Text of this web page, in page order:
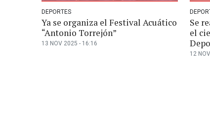
DEPORTES
Ya se organiza el Festival Acuático
“Antonio Torrejón”
13 NOV 2025 - 16:16
Se
el
12